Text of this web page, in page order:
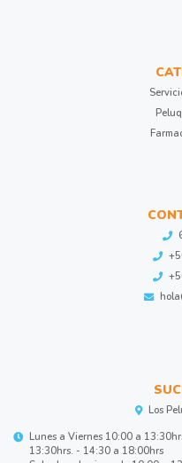
Los
Lunes a Viernes 10:00 a
13:30hrs. - 14:30 a 18:00hrs